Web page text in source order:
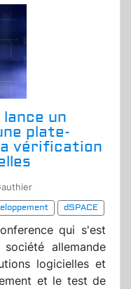
lance un
plate-
vérification
dSPACE
qui s'est
allemande
logicielles et
et le test de